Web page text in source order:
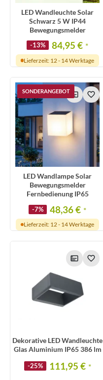
LED Wandleuchte Solar
Schwarz 5 W IP44
Bewegungsmelder
-13% 84,95 € *
Lieferzeit: 12 - 14 Werktage
SONDERANGEBOT
LED Wandlampe Solar
Bewegungsmelder
Fernbedienung IP65
-7% 48,36 € *
Lieferzeit: 12 - 14 Werktage
Dekorative LED Wandleuchte
Glas Aluminium IP65 386 lm
-25% 111,95 € *